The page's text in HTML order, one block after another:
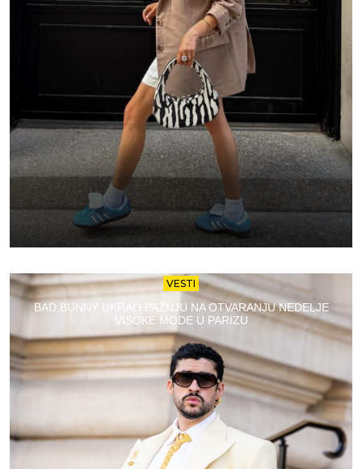
VESTI
BAD BUNNY UKRAO PAŽNJU NA OTVARANJU NEDELJE
VISOKE MODE U PARIZU